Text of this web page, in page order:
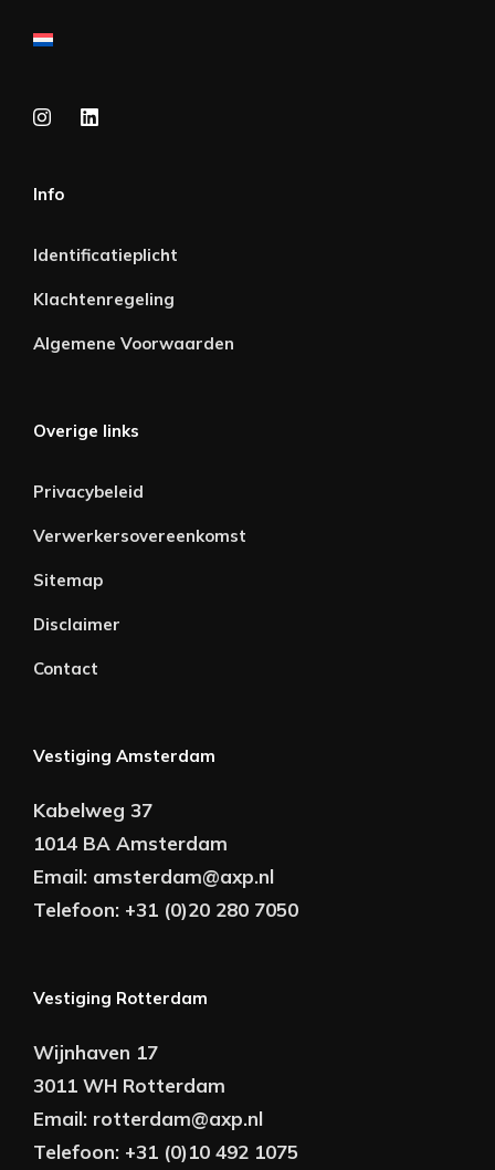
Info
Identificatieplicht
Klachtenregeling
Algemene Voorwaarden
Overige links
Privacybeleid
Verwerkersovereenkomst
Sitemap
Disclaimer
Contact
Vestiging Amsterdam
Kabelweg 37
1014 BA Amsterdam
Email: amsterdam@axp.nl
Telefoon: +31 (0)20 280 7050
Vestiging Rotterdam
Wijnhaven 17
3011 WH Rotterdam
Email: rotterdam@axp.nl
Telefoon: +31 (0)10 492 1075